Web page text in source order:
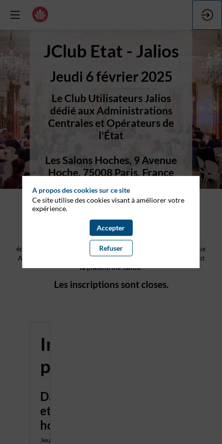
JClub Etat - Jalios
Jeudi 6 février 2025
Le Club Utilisateurs Jalios
dédié aux Administrations
Centrales et Opérateurs de
Les Salons Hoches, 9 Avenue
Hoche, 75008 Paris, France
Formulaire d'inscription
Jalios est heureux de vous inviter à participer à la seconde
édition du JClub Etat, une journée club utilisateurs dédiée aux
Administrations centrales et opérateurs de l'Etat qui utilisent
la plateforme Jalios.
Les inscriptions sont closes.
Informations
pratiques
Dates
et
horaires
Jeudi
A propos des cookies sur ce site
Ce site utilise des cookies visant à améliorer votre
expérience.
Accepter
Refuser